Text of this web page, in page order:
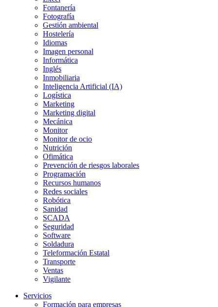
Fontanería
Fotografía
Gestión ambiental
Hostelería
Idiomas
Imagen personal
Informática
Inglés
Inmobiliaria
Inteligencia Artificial (IA)
Logística
Marketing
Marketing digital
Mecánica
Monitor
Monitor de ocio
Nutrición
Ofimática
Prevención de riesgos laborales
Programación
Recursos humanos
Redes sociales
Robótica
Sanidad
SCADA
Seguridad
Software
Soldadura
Teleformación Estatal
Transporte
Ventas
Vigilante
Servicios
Formación para empresas